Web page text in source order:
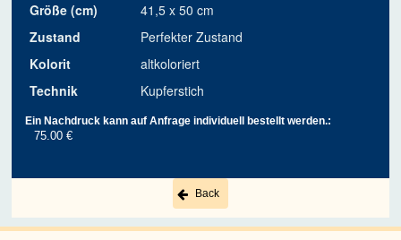
Größe (cm)
41,5 x 50 cm
Zustand
Perfekter Zustand
Kolorit
altkoloriert
Technik
Kupferstich
Ein Nachdruck kann auf Anfrage individuell bestellt werden.:
75.00 €
Back